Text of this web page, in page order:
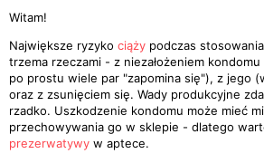
Witam!
Największe ryzyko ciąży podczas
trzema rzeczami - z niezałożeniem
po prostu wiele par "zapomina się"), z jego
oraz z zsunięciem się. Wady produkcyjne
rzadko. Uszkodzenie kondomu może mieć
przechowywania go w sklepie - dlatego
prezerwatywy w aptece.